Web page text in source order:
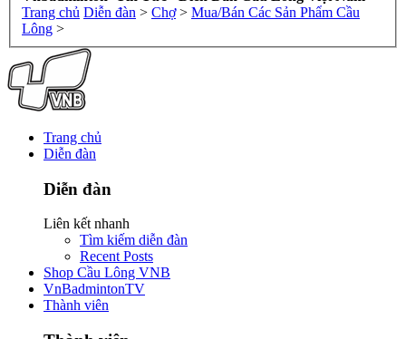
Trang chủ Diễn đàn > Chợ > Mua/Bán Các Sản Phẩm Cầu
Lông >
Trang chủ
Diễn đàn
Diễn đàn
Liên kết nhanh
Tìm kiếm diễn đàn
Recent Posts
Shop Cầu Lông VNB
VnBadmintonTV
Thành viên